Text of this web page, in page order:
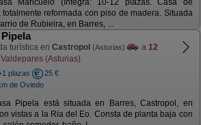
totalmente reformada con piso de madera. Situada
de Rubieira, en Barres, ...
turística en Castropol (Asturias) a 12
(Asturias)
plazas
25 €
de Oviedo
Pipela está situada en Barres, Castropol, en
vistas a la Ria del Eo. Consta de planta baja con